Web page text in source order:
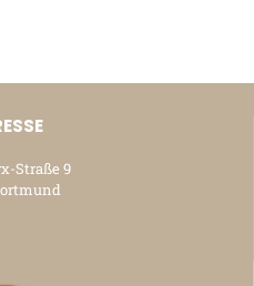
Straße 9